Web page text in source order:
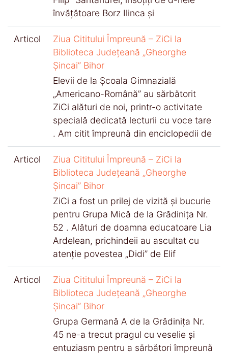
învățătoare Borz Ilinca și
Articol
Ziua Cititului Împreună – ZiCi la
Biblioteca Județeană „Gheorghe
Șincai” Bihor
Elevii de la Școala Gimnazială
„Americano-Română” au sărbătorit
ZiCi alături de noi, printr-o activitate
specială dedicată lecturii cu voce tare
. Am citit împreună din enciclopedii de
Articol
Ziua Cititului Împreună – ZiCi la
Biblioteca Județeană „Gheorghe
Șincai” Bihor
ZiCi a fost un prilej de vizită și bucurie
pentru Grupa Mică de la Grădinița Nr.
52 . Alături de doamna educatoare Lia
Ardelean, prichindeii au ascultat cu
atenție povestea „Didi” de Elif
Articol
Ziua Cititului Împreună – ZiCi la
Biblioteca Județeană „Gheorghe
Șincai” Bihor
Grupa Germană A de la Grădinița Nr.
45 ne-a trecut pragul cu veselie și
entuziasm pentru a sărbători împreună